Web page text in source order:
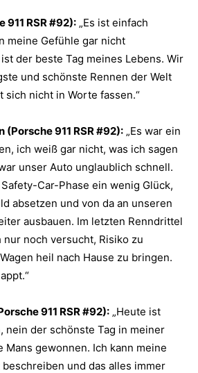
911 RSR #92): „Es ist einfach
meine Gefühle gar nicht
der beste Tag meines Lebens. Wir
und schönste Rennen der Welt
sich nicht in Worte fassen.“
911 RSR #92): „Es war ein
ich weiß gar nicht, was ich sagen
unser Auto unglaublich schnell.
Car-Phase ein wenig Glück,
absetzen und von da an unseren
ausbauen. Im letzten Renndrittel
noch versucht, Risiko zu
heil nach Hause zu bringen.
911 RSR #92): „Heute ist
nein der schönste Tag in meiner
Mans gewonnen. Ich kann meine
und das alles immer